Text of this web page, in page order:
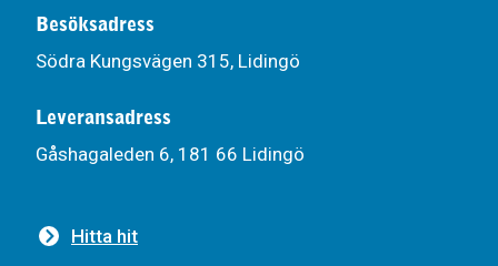
Besöksadress
Södra Kungsvägen 315, Lidingö
Leveransadress
Gåshagaleden 6, 181 66 Lidingö
Hitta hit